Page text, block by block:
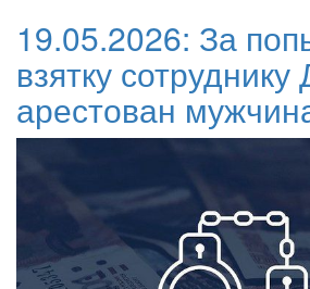
19.05.2026: За
взятку
арестован